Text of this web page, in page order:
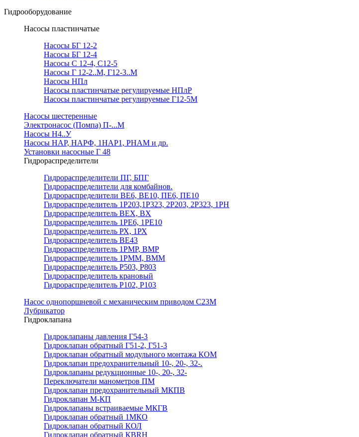
Гидрооборудование
Насосы пластинчатые
Насосы БГ 12-2
Насосы БГ 12-4
Насосы С 12-4, С12-5
Насосы Г 12-2..М, Г12-3..М
Насосы НПл
Насосы пластинчатые регулируемые НПлР
Насосы пластинчатые регулируемые Г12-5М
Насосы шестеренные
Электронасос (Помпа) П-...М
Насосы Н4..У
Насосы НАР, НАРФ, 1НАР1, РНАМ и др.
Установки насосные Г 48
Гидрораспределители
Гидрораспределители ПГ, БПГ
Гидрораспределители для комбайнов.
Гидрораспределители ВЕ6, ВЕ10, ПЕ6, ПЕ10
Гидрораспределитель 1Р203,1Р323, 2Р203, 2Р323, 1РН
Гидрораспределитель ВЕХ, ВХ
Гидрораспределитель 1РЕ6, 1РЕ10
Гидрораспределитель РХ, 1РХ
Гидрораспределитель ВЕ43
Гидрораспределитель 1РМР, ВМР
Гидрораспределитель 1РММ, ВММ
Гидрораспределитель Р503, Р803
Гидрораспределитель крановый
Гидрораспределитель Р102, Р103
Насос однопоршневой с механическим приводом С23М
Лубрикатор
Гидроклапана
Гидроклапаны давления Г54-3
Гидроклапан обратный Г51-2, Г51-3
Гидроклапан обратный модульного монтажа КОМ
Гидроклапан предохранительный 10-, 20-, 32-.
Гидроклапаны редукционные 10-, 20-, 32-
Переключатели манометров ПМ
Гидроклапан предохранительный МКПВ
Гидроклапан М-КП
Гидроклапаны встраиваемые МКГВ
Гидроклапан обратный 1МКО
Гидроклапан обратный КОЛ
Гидроклапан обратный КВRН